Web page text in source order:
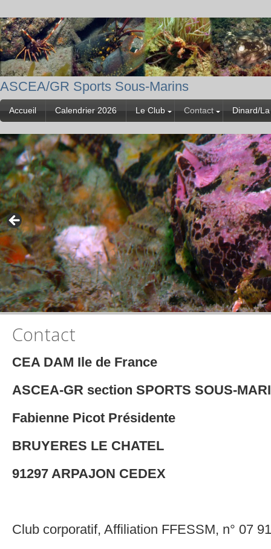
ASCEA/GR Sports Sous-Marins
Accueil Calendrier 2026 Le Club Contact Dinard/
Contact
CEA DAM Ile de France
ASCEA-GR section SPORTS SOUS-
Fabienne Picot Présidente
BRUYERES LE CHATEL
91297 ARPAJON CEDEX
Club corporatif, Affiliation FFESSM, n° 07